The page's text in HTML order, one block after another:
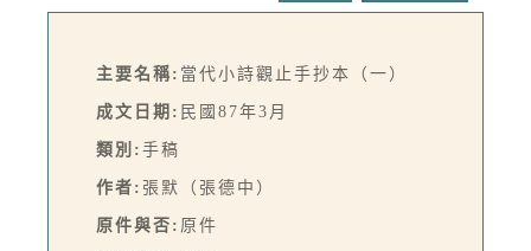
主要名稱: 當代小詩觀止手抄本（一）
成文日期: 民國87年3月
類別: 手稿
作者: 張默（張德中）
原件與否: 原件